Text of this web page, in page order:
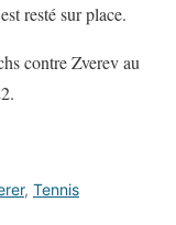
resté sur place.
contre Zverev au
, Tennis